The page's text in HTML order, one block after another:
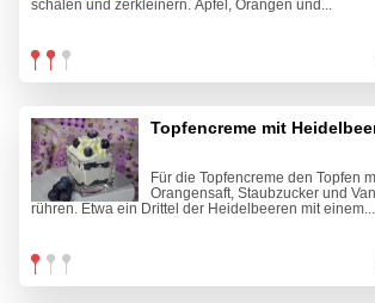
schälen und zerkleinern. Äpfel, Orangen und...
Topfencreme mit
Für die Topfencreme den Topfen
Orangensaft, Staubzucker und
rühren. Etwa ein Drittel der Heidelbeeren mit einem...